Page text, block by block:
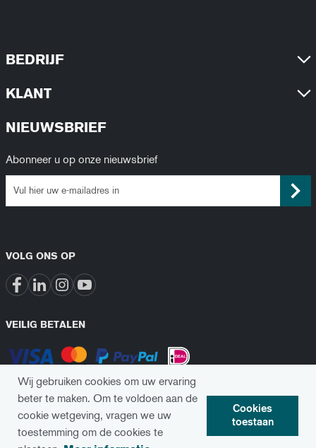
Wij gebruiken cookies om uw ervaring
beter te maken. Om te voldoen aan de
cookie wetgeving, vragen we uw
toestemming om de cookies te
Cookies
toestaan
BEDRIJF
KLANT
NIEUWSBRIEF
Abonneer u op onze nieuwsbrief
VOLG ONS OP
VEILIG BETALEN
© 2024 Implanix. Alle rechten voorbehouden